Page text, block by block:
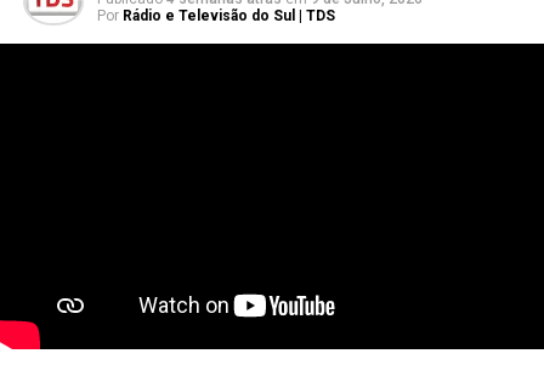
Por Rádio e Televisão do Sul | TDS